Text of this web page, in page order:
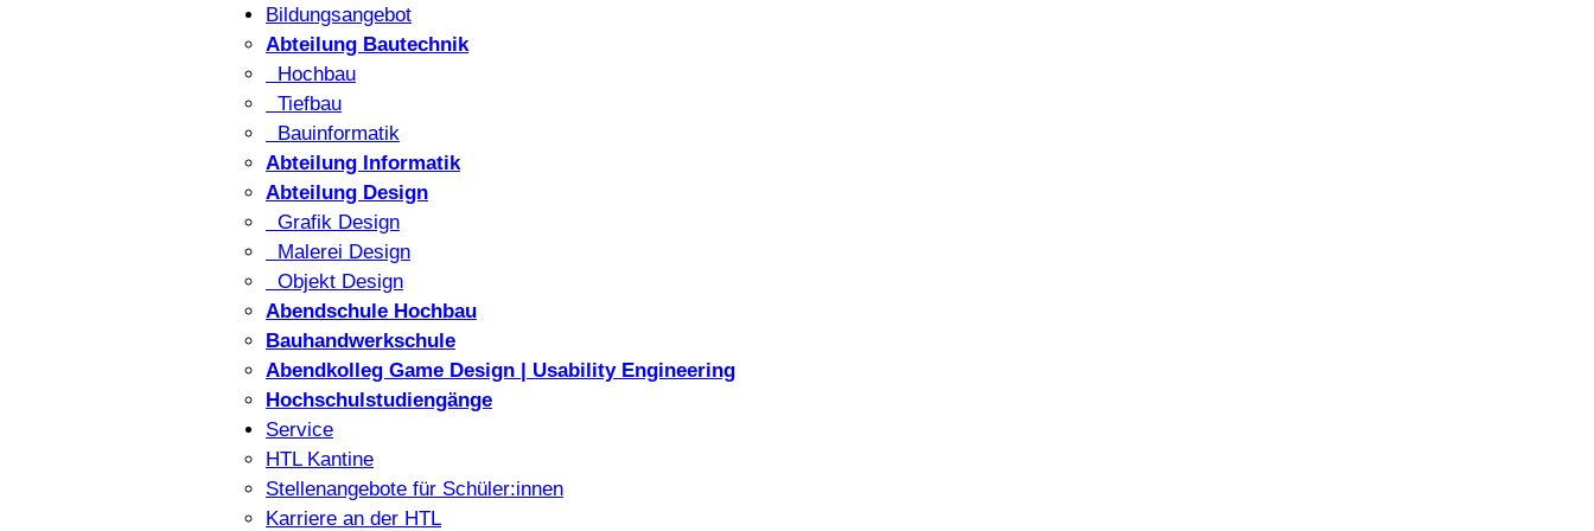
Bildungsangebot
Abteilung Bautechnik
Hochbau
Tiefbau
Bauinformatik
Abteilung Informatik
Abteilung Design
Grafik Design
Malerei Design
Objekt Design
Abendschule Hochbau
Bauhandwerkschule
Abendkolleg Game Design | Usability Engineering
Hochschulstudiengänge
Service
HTL Kantine
Stellenangebote für Schüler:innen
Karriere an der HTL